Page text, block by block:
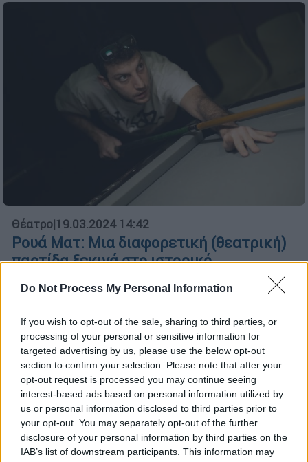
Do Not Process My Personal Information
If you wish to opt-out of the sale, sharing to third parties, or
processing of your personal or sensitive information for
targeted advertising by us, please use the below opt-out
section to confirm your selection. Please note that after your
opt-out request is processed you may continue seeing
interest-based ads based on personal information utilized by
us or personal information disclosed to third parties prior to
your opt-out. You may separately opt-out of the further
disclosure of your personal information by third parties on the
IAB’s list of downstream participants. This information may
Θέατρο|19.03.2024 14:42
Ρουά Ματ: Μια διαφορετική (θεατρική)
παρτίδα ξεκινά στο ιστορικό
μπιλιαρδάδικο της πλατείας Αμερικής
με αφορμή το μπιλιάρδο και τις περιπέτειες
των ηρώων μιλάει για θέμα τα φιλίας,
εξουσίας, μοναξιάς και ματαιοδοξίας